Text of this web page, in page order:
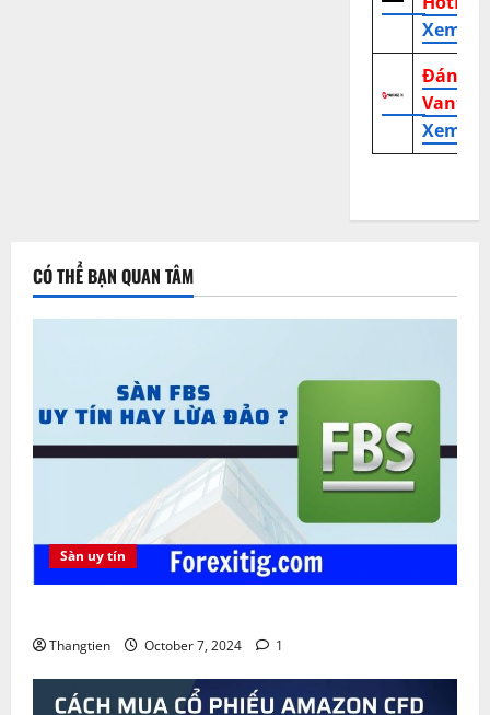
Xem
Đánh
Xem
CÓ THỂ BẠN QUAN TÂM
Sàn uy tín
Thangtien October 7, 2024 1